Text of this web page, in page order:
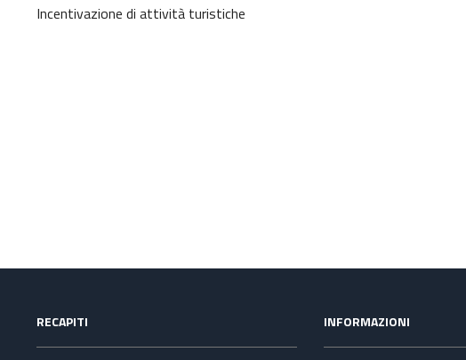
Incentivazione di attività turistiche
RECAPITI INFORMAZIONI